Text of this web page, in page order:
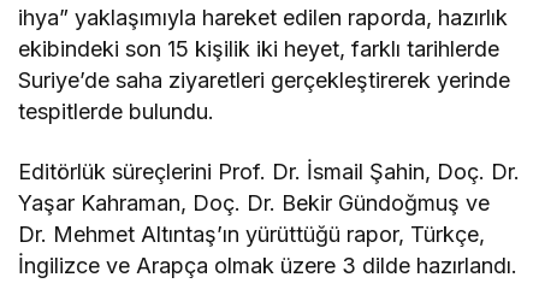
ihya” yaklaşımıyla hareket edilen raporda, hazırlık
ekibindeki son 15 kişilik iki heyet, farklı tarihlerde
Suriye’de saha ziyaretleri gerçekleştirerek yerinde
tespitlerde bulundu.
Editörlük süreçlerini Prof. Dr. İsmail Şahin, Doç. Dr.
Yaşar Kahraman, Doç. Dr. Bekir Gündoğmuş ve
Dr. Mehmet Altıntaş’ın yürüttüğü rapor, Türkçe,
İngilizce ve Arapça olmak üzere 3 dilde hazırlandı.